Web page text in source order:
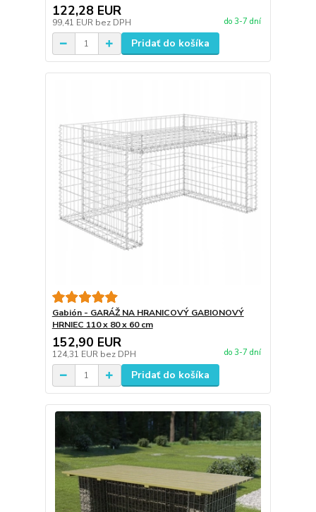
122,28 EUR
99,41 EUR bez DPH do 3-7 dní
Pridať do košíka
Gabión - GARÁŽ NA HRANICOVÝ GABIONOVÝ
HRNIEC 110 x 80 x 60 cm
152,90 EUR
124,31 EUR bez DPH do 3-7 dní
Pridať do košíka